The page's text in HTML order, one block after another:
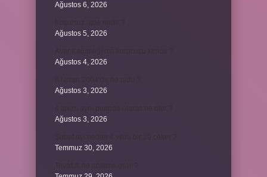
Ağustos 6, 2026
Ağustos 5, 2026
Ağustos 4, 2026
Ağustos 3, 2026
Ağustos 3, 2026
Temmuz 30, 2026